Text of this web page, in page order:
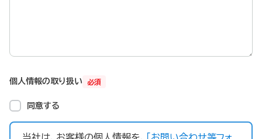
必須
個人情報の取り扱い
同意する
当社は、お客様の個人情報を、
「お問い合わせ等フォ